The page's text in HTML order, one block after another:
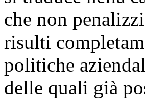
che non
risulti
politiche
delle quali già